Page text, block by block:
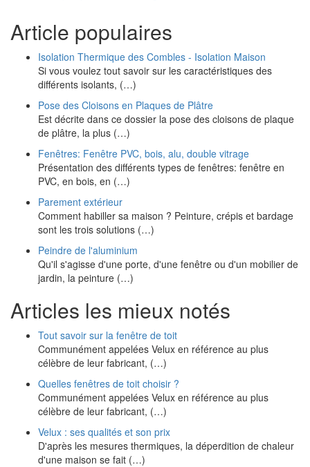
Article populaires
Isolation Thermique des Combles - Isolation Maison
Si vous voulez tout savoir sur les caractéristiques des
différents isolants, (…)
Pose des Cloisons en Plaques de Plâtre
Est décrite dans ce dossier la pose des cloisons de plaque
de plâtre, la plus (…)
Fenêtres: Fenêtre PVC, bois, alu, double vitrage
Présentation des différents types de fenêtres: fenêtre en
PVC, en bois, en (…)
Parement extérieur
Comment habiller sa maison ? Peinture, crépis et bardage
sont les trois solutions (…)
Peindre de l'aluminium
Qu'il s'agisse d'une porte, d'une fenêtre ou d'un mobilier de
jardin, la peinture (…)
Articles les mieux notés
Tout savoir sur la fenêtre de toit
Communément appelées Velux en référence au plus
célèbre de leur fabricant, (…)
Quelles fenêtres de toit choisir ?
Communément appelées Velux en référence au plus
célèbre de leur fabricant, (…)
Velux : ses qualités et son prix
D'après les mesures thermiques, la déperdition de chaleur
d'une maison se fait (…)